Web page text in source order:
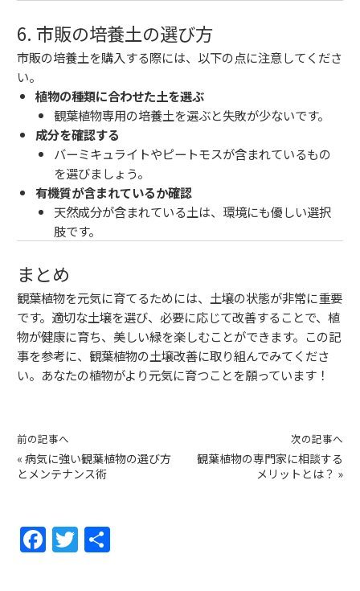
6. 市販の培養土の選び方
市販の培養土を購入する際には、以下の点に注意してくださ
い。
植物の種類に合わせた土を選ぶ
観葉植物専用の培養土を選ぶと失敗が少ないです。
成分を確認する
バーミキュライトやピートモスが含まれているもの
を選びましょう。
有機質が含まれているか確認
天然成分が含まれている土は、環境にも優しい選択
肢です。
まとめ
観葉植物を元気に育てるためには、土壌の状態が非常に重要
です。適切な土壌を選び、必要に応じて改善することで、植
物が健康に育ち、美しい緑を楽しむことができます。この記
事を参考に、観葉植物の土壌改善に取り組んでみてくださ
い。あなたの植物がより元気に育つことを願っています！
前の記事へ
« 病気に強い観葉植物の選び方
とメンテナンス術
次の記事へ
観葉植物の専門家に相談する
メリットとは？ »
F T